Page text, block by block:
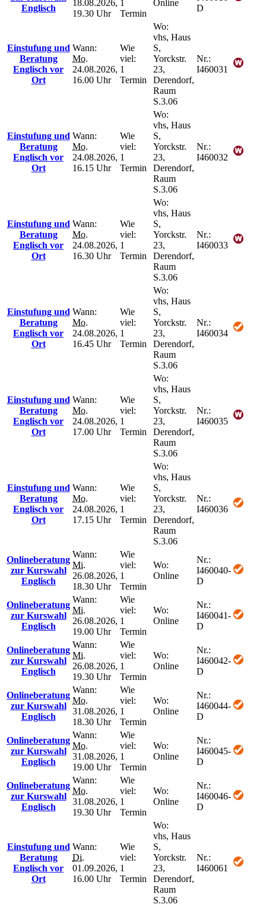
Englisch
18.08.2026,
19.30 Uhr
1
Termin
Online
D
Einstufung und
Beratung
Englisch vor
Ort
Wann:
Mo.
24.08.2026,
16.00 Uhr
Wie
viel:
1
Termin
Wo:
vhs, Haus
S,
Yorckstr.
23,
Derendorf,
Raum
S.3.06
Nr.:
I460031
Einstufung und
Beratung
Englisch vor
Ort
Wann:
Mo.
24.08.2026,
16.15 Uhr
Wie
viel:
1
Termin
Wo:
vhs, Haus
S,
Yorckstr.
23,
Derendorf,
Raum
S.3.06
Nr.:
I460032
Einstufung und
Beratung
Englisch vor
Ort
Wann:
Mo.
24.08.2026,
16.30 Uhr
Wie
viel:
1
Termin
Wo:
vhs, Haus
S,
Yorckstr.
23,
Derendorf,
Raum
S.3.06
Nr.:
I460033
Einstufung und
Beratung
Englisch vor
Ort
Wann:
Mo.
24.08.2026,
16.45 Uhr
Wie
viel:
1
Termin
Wo:
vhs, Haus
S,
Yorckstr.
23,
Derendorf,
Raum
S.3.06
Nr.:
I460034
Einstufung und
Beratung
Englisch vor
Ort
Wann:
Mo.
24.08.2026,
17.00 Uhr
Wie
viel:
1
Termin
Wo:
vhs, Haus
S,
Yorckstr.
23,
Derendorf,
Raum
S.3.06
Nr.:
I460035
Einstufung und
Beratung
Englisch vor
Ort
Wann:
Mo.
24.08.2026,
17.15 Uhr
Wie
viel:
1
Termin
Wo:
vhs, Haus
S,
Yorckstr.
23,
Derendorf,
Raum
S.3.06
Nr.:
I460036
Onlineberatung
zur Kurswahl
Englisch
Wann:
Mi.
26.08.2026,
18.30 Uhr
Wie
viel:
1
Termin
Wo:
Online
Nr.:
I460040-
D
Onlineberatung
zur Kurswahl
Englisch
Wann:
Mi.
26.08.2026,
19.00 Uhr
Wie
viel:
1
Termin
Wo:
Online
Nr.:
I460041-
D
Onlineberatung
zur Kurswahl
Englisch
Wann:
Mi.
26.08.2026,
19.30 Uhr
Wie
viel:
1
Termin
Wo:
Online
Nr.:
I460042-
D
Onlineberatung
zur Kurswahl
Englisch
Wann:
Mo.
31.08.2026,
18.30 Uhr
Wie
viel:
1
Termin
Wo:
Online
Nr.:
I460044-
D
Onlineberatung
zur Kurswahl
Englisch
Wann:
Mo.
31.08.2026,
19.00 Uhr
Wie
viel:
1
Termin
Wo:
Online
Nr.:
I460045-
D
Onlineberatung
zur Kurswahl
Englisch
Wann:
Mo.
31.08.2026,
19.30 Uhr
Wie
viel:
1
Termin
Wo:
Online
Nr.:
I460046-
D
Einstufung und
Beratung
Englisch vor
Ort
Wann:
Di.
01.09.2026,
16.00 Uhr
Wie
viel:
1
Termin
Wo:
vhs, Haus
S,
Yorckstr.
23,
Derendorf,
Raum
S.3.06
Nr.:
I460061